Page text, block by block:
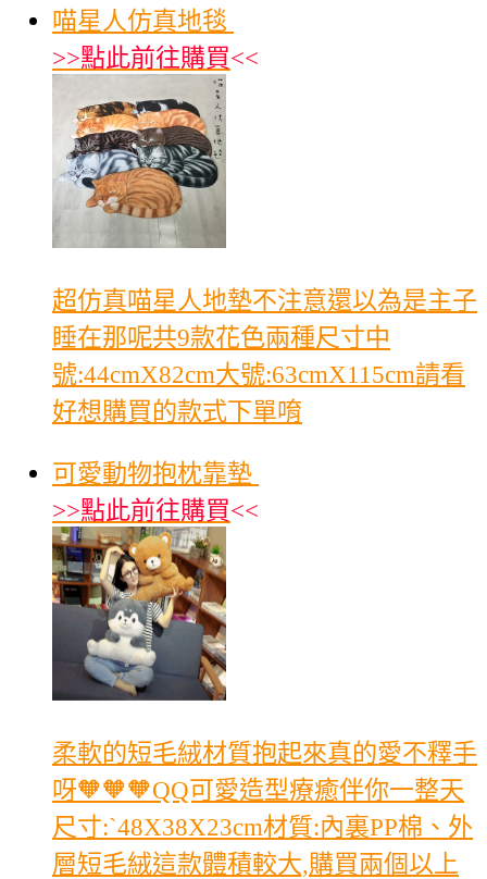
喵星人仿真地毯
>>點此前往購買<<
超仿真喵星人地墊不注意還以為是主子
睡在那呢共9款花色兩種尺寸中
號:44cmX82cm大號:63cmX115cm請看
好想購買的款式下單唷
可愛動物抱枕靠墊
>>點此前往購買<<
柔軟的短毛絨材質抱起來真的愛不釋手
呀🧡🧡🧡QQ可愛造型療癒伴你一整天
尺寸:ˋ48X38X23cm材質:內裏PP棉、外
層短毛絨這款體積較大,購買兩個以上